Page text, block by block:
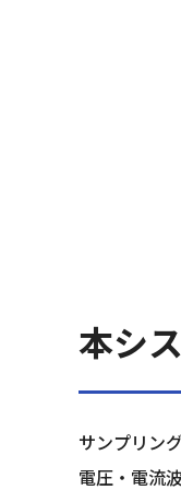
本シ
サンプリン
電圧・電流